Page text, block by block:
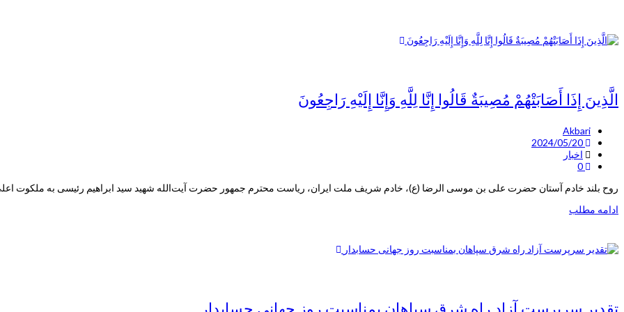
الَّذِينَ إِذَا أَصَابَتْهُمْ مُصِيبَةٌ قَالُوا إِنَّا لِلَّهِ وَإِنَّا إِلَيْهِ رَاجِعُونَ
Akbari
اخبار
روح بلند خادم آستان حضرت علی بن موسی الرضا (ع)، خادم شریف ملت ایران، ریاست محترم جمهور حضرت آیت‌الله شهید سید ابراهیم رئیسی به ملکوت
ادامه مطلب
تقدیر سرپرست آزاد راه شرق سپاهان بمناسبت روز جهانی حسابدار